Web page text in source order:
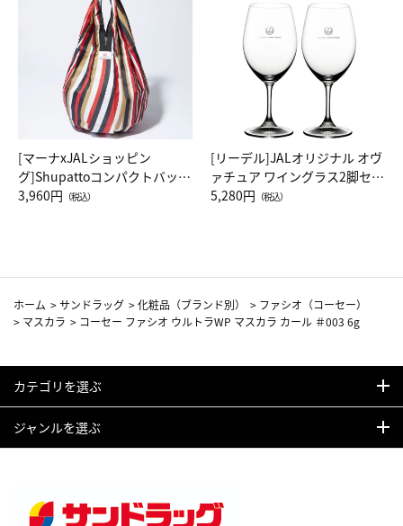
[マーナxJALショッピン
グ]Shupattoコンパクトバッグ
Drop JAL客室乗務員（LC）ス
3,960円 （税込）
[リーデル]JALオリジナル オヴ
ァチュア ワイングラス2脚セッ
ト（レッドワイン）
5,280円 （税込）
ホーム >サンドラッグ >化粧品（ブランド別） > ファシオ（コーセー）
> マスカラ > コーセー ファシオ ウルトラWP マスカラ カール ＃003 6g
カテゴリを選ぶ
ジャンルを選ぶ